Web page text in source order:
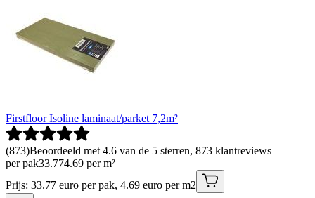
Firstfloor Isoline laminaat/parket 7,2m²
(873)Beoordeeld met 4.6 van de 5 sterren, 873 klantreviews
per pak33.774.69 per m²
Prijs: 33.77 euro per pak, 4.69 euro per m2